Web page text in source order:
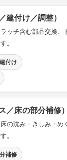
建付け／調整）
ッチ含む部品交換、
。
建付け
／床の部分補修）
の沈み・きしみ・め
。
補修